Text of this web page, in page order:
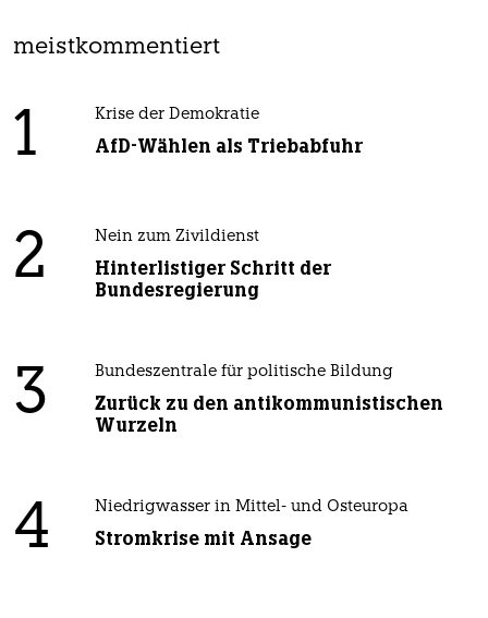
meistkommentiert
1 Krise der Demokratie
AfD-Wählen als Triebabfuhr
2 Nein zum Zivildienst
Hinterlistiger Schritt der
Bundesregierung
3 Bundeszentrale für politische Bildung
Zurück zu den antikommunistischen
Wurzeln
4 Niedrigwasser in Mittel- und Osteuropa
Stromkrise mit Ansage